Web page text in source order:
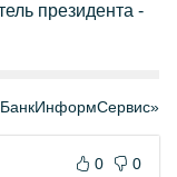
президента -
0 0